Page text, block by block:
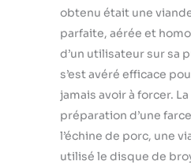
obtenu était une
parfaite, aérée et
d’un utilisateur sur sa
s’est avéré efficace
jamais avoir à forcer.
préparation d’une
l’échine de porc, une
utilisé le disque de